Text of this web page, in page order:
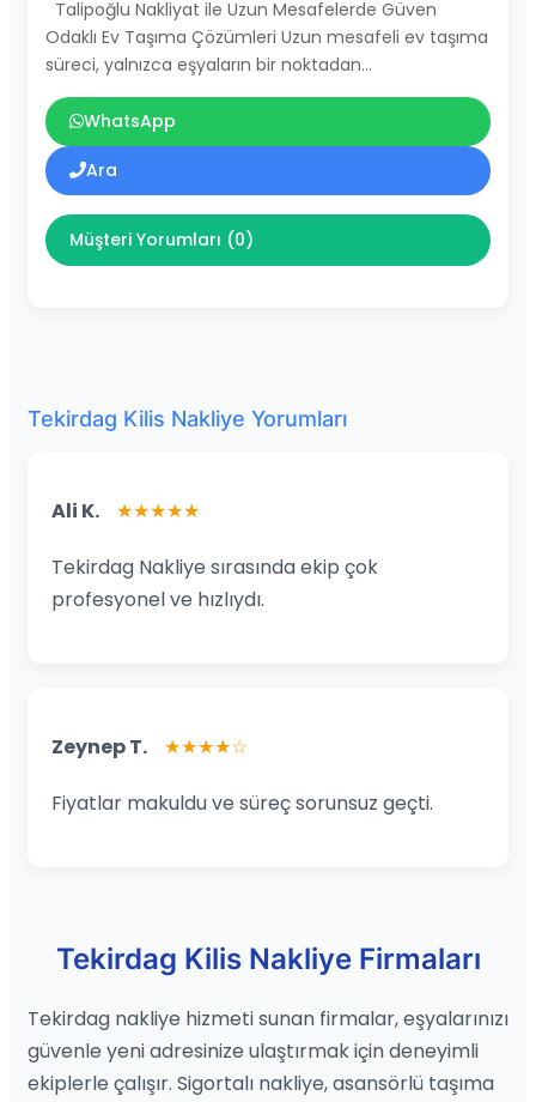
Talipoğlu Nakliyat ile Uzun Mesafelerde Güven
Odaklı Ev Taşıma Çözümleri Uzun mesafeli ev taşıma
süreci, yalnızca eşyaların bir noktadan…
WhatsApp
Ara
Müşteri Yorumları (0)
Tekirdag Kilis Nakliye Yorumları
Ali K. ★★★★★
Tekirdag Nakliye sırasında ekip çok
profesyonel ve hızlıydı.
Zeynep T. ★★★★☆
Fiyatlar makuldu ve süreç sorunsuz geçti.
Tekirdag Kilis Nakliye Firmaları
Tekirdag nakliye hizmeti sunan firmalar, eşyalarınızı
güvenle yeni adresinize ulaştırmak için deneyimli
ekiplerle çalışır. Sigortalı nakliye, asansörlü taşıma